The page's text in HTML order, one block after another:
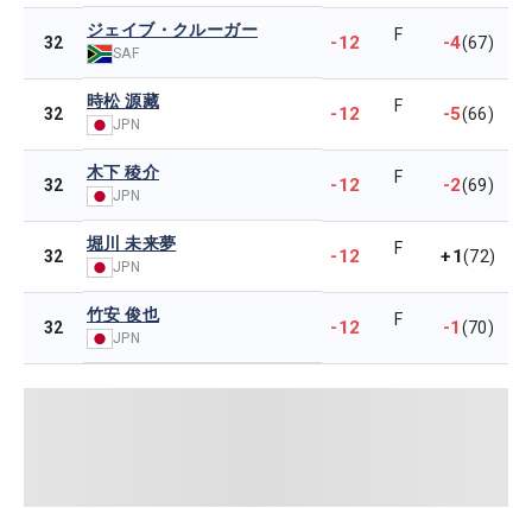
32
ジェイブ・クルーガー
SAF -12 F -4(67)
32
時松 源藏
JPN -12 F -5(66)
32
木下 稜介
JPN -12 F -2(69)
32
堀川 未来夢
JPN -12 F +1(72)
32
竹安 俊也
JPN -12 F -1(70)